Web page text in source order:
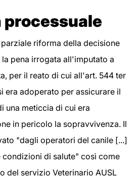
processuale
riforma della decisione
pena irrogata all'imputato a
per il reato di cui all'art. 544 ter
era adoperato per assicurare il
una meticcia di cui era
in pericolo la sopravvivenza. Il
"dagli operatori del canile [...]
condizioni di salute" così come
del servizio Veterinario AUSL